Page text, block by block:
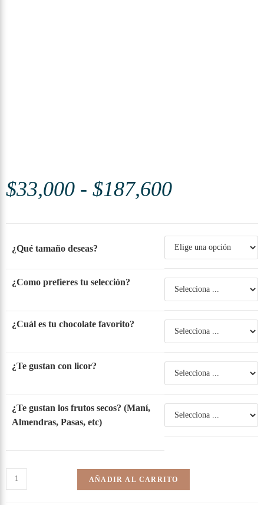
$33,000 - $187,600
¿Qué tamaño deseas?
¿Como prefieres tu selección?
¿Cuál es tu chocolate favorito?
¿Te gustan con licor?
¿Te gustan los frutos secos? (Maní,
Almendras, Pasas, etc)
AÑADIR AL CARRITO